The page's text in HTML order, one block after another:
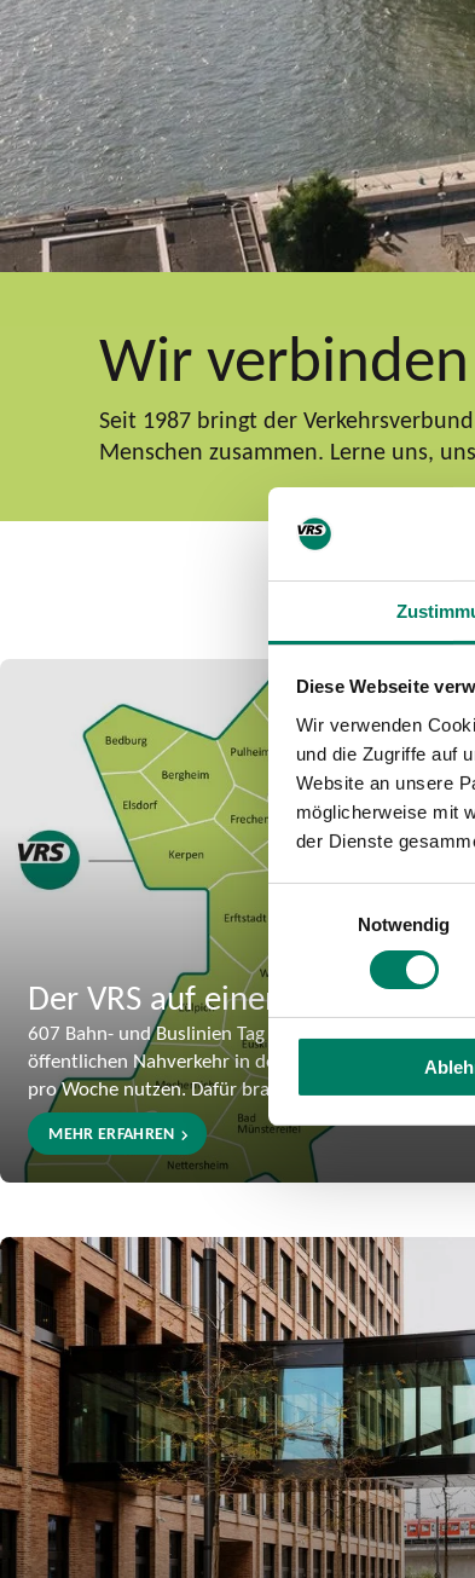
Diese Webseite
Wir verwenden
und die Zugriffe auf
Website an unsere
möglicherweise mit
der Dienste
Notwendig
Wir
Seit 1987 bringt der
Menschen zusammen. Lerne uns,
Der VRS auf einen Blick
607 Bahn- und Buslinien Tag für Tag. 34 Prozent der
öffentlichen Nahverkehr in der Region täglich oder
pro Woche nutzen. Dafür braucht es einen starken
MEHR ERFAHREN